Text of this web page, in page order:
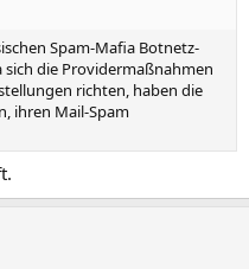
Spam-Mafia Botnetz-
die Providermaßnahmen
richten, haben die
ihren Mail-Spam